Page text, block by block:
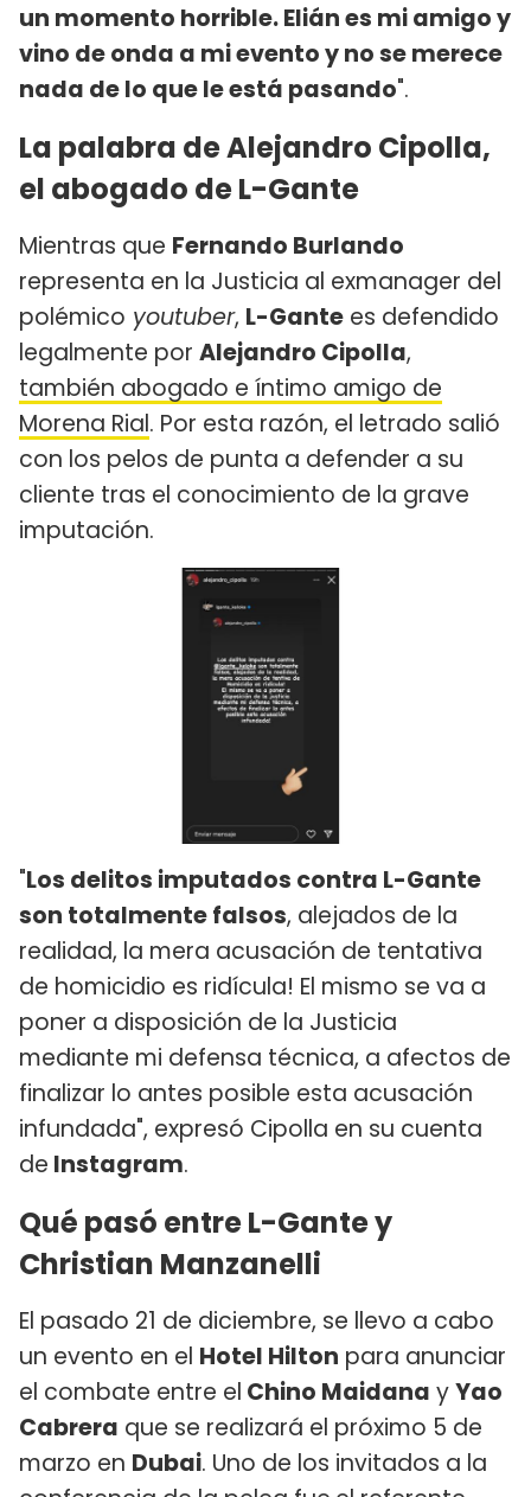
un momento horrible. Elián es mi amigo y
vino de onda a mi evento y no se merece
nada de lo que le está pasando".
La palabra de Alejandro Cipolla,
el abogado de L-Gante
Mientras que Fernando Burlando
representa en la Justicia al exmanager del
polémico youtuber, L-Gante es defendido
legalmente por Alejandro Cipolla,
también abogado e íntimo amigo de
Morena Rial. Por esta razón, el letrado salió
con los pelos de punta a defender a su
cliente tras el conocimiento de la grave
imputación.
"Los delitos imputados contra L-Gante
son totalmente falsos, alejados de la
realidad, la mera acusación de tentativa
de homicidio es ridícula! El mismo se va a
poner a disposición de la Justicia
mediante mi defensa técnica, a afectos de
finalizar lo antes posible esta acusación
infundada", expresó Cipolla en su cuenta
de Instagram.
Qué pasó entre L-Gante y
Christian Manzanelli
El pasado 21 de diciembre, se llevo a cabo
un evento en el Hotel Hilton para anunciar
el combate entre el Chino Maidana yYao
Cabrera que se realizará el próximo 5 de
marzo en Dubai. Uno de los invitados a la